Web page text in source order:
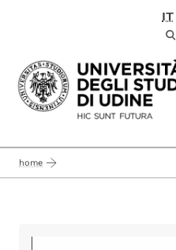
Passa al IT
home